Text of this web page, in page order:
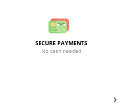
SECURE PAYMENTS
No cash needed